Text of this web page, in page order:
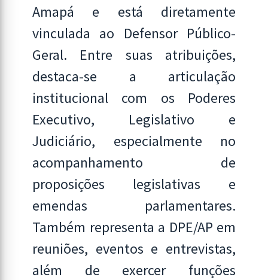
Amapá e está diretamente
vinculada ao Defensor Público-
Geral. Entre suas atribuições,
destaca-se a articulação
institucional com os Poderes
Executivo, Legislativo e
Judiciário, especialmente no
acompanhamento de
proposições legislativas e
emendas parlamentares.
Também representa a DPE/AP em
reuniões, eventos e entrevistas,
além de exercer funções